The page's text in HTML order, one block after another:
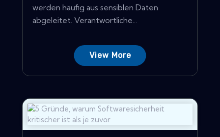
werden häufig aus sensiblen Daten
abgeleitet. Verantwortliche...
View More